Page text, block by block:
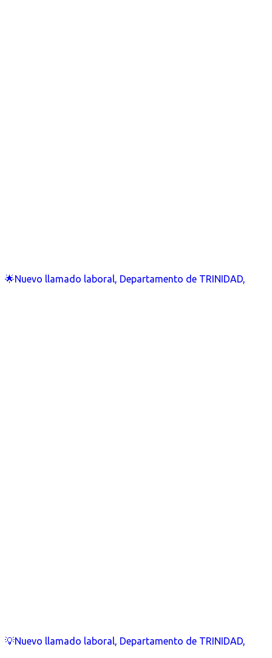
🌟Nuevo llamado laboral, Departamento de TRINIDAD,
💡Nuevo llamado laboral, Departamento de TRINIDAD,